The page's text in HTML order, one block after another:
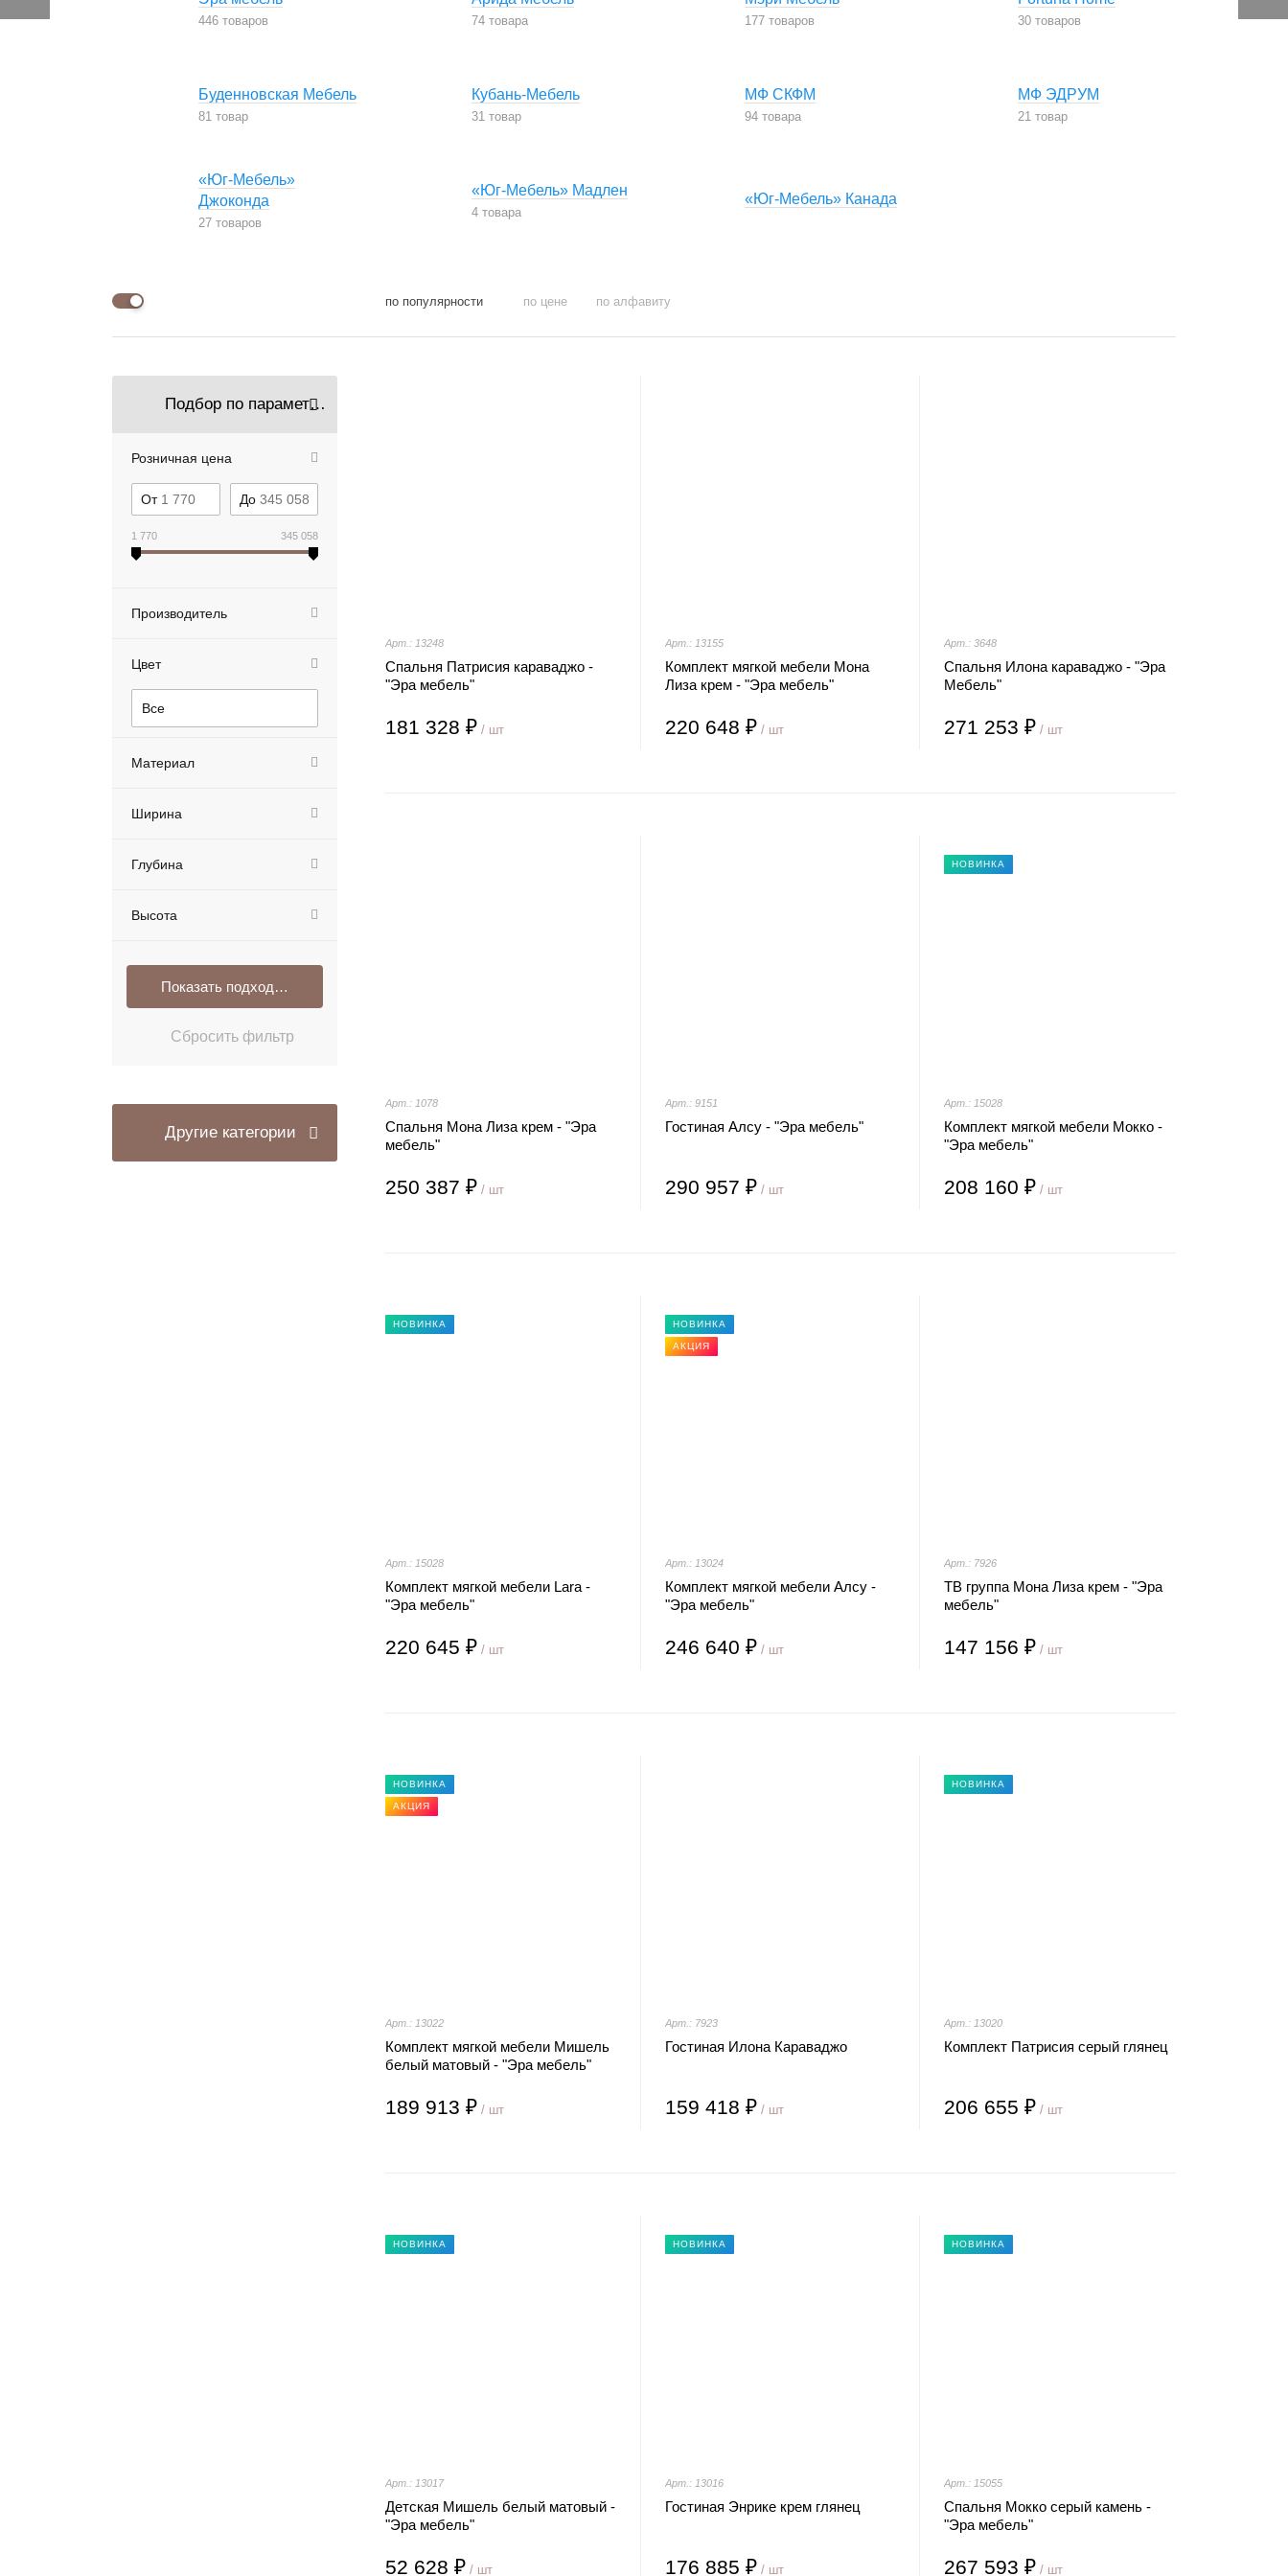
446 товаров 74 товара 177 товаров 30 товаров
Буденновская Мебель
81 товар
Кубань-Мебель
31 товар
МФ СКФМ
94 товара
МФ ЭДРУМ
21 товар
«Юг-Мебель»
Джоконда
27 товаров
«Юг-Мебель» Мадлен
4 товара
«Юг-Мебель» Канада
по популярности по цене по алфавиту
Подбор по параметрам
Розничная цена
От До
1 770 345 058
Производитель
Цвет
Все
Материал
Ширина
Глубина
Высота
Другие категории
Арт.: 13248
Спальня Патрисия караваджо -
"Эра мебель"
181 328 ₽ / шт
Арт.: 13155
Комплект мягкой мебели Мона
Лиза крем - "Эра мебель"
220 648 ₽/ шт
Арт.: 3648
Спальня Илона караваджо - "Эра
Мебель"
271 253 ₽ / шт
Арт.: 1078
Спальня Мона Лиза крем - "Эра
мебель"
250 387 ₽ / шт
Арт.: 9151
Гостиная Алсу - "Эра мебель"
290 957 ₽/ шт
НОВИНКА
Арт.: 15028
Комплект мягкой мебели Мокко -
"Эра мебель"
208 160 ₽ / шт
НОВИНКА
Арт.: 15028
Комплект мягкой мебели Lara -
"Эра мебель"
220 645 ₽ / шт
НОВИНКА
АКЦИЯ
Арт.: 13024
Комплект мягкой мебели Алсу -
"Эра мебель"
246 640 ₽/ шт
Арт.: 7926
ТВ группа Мона Лиза крем - "Эра
мебель"
147 156 ₽ / шт
НОВИНКА
АКЦИЯ
Арт.: 13022
Комплект мягкой мебели Мишель
белый матовый - "Эра мебель"
189 913 ₽ / шт
Арт.: 7923
Гостиная Илона Караваджо
159 418 ₽/ шт
НОВИНКА
Арт.: 13020
Комплект Патрисия серый глянец
206 655 ₽ / шт
НОВИНКА
Арт.: 13017
Детская Мишель белый матовый -
"Эра мебель"
52 628 ₽ / шт
НОВИНКА
Арт.: 13016
Гостиная Энрике крем глянец
176 885 ₽/ шт
НОВИНКА
Арт.: 15055
Спальня Мокко серый камень -
"Эра мебель"
267 593 ₽ / шт